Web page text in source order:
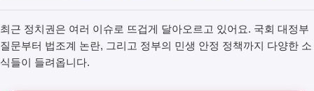
최근 정치권은 여러 이슈로 뜨겁게 달아오르고 있어요. 국회 대정부
질문부터 법조계 논란, 그리고 정부의 민생 안정 정책까지 다양한 소
식들이 들려옵니다.